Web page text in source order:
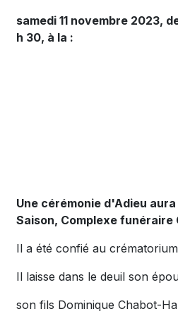
samedi 11 novembre 2023,
h 30, à la :
Une cérémonie d'Adieu aura
Saison, Complexe funéraire
Il a été confié au
Il laisse dans le deuil son
son fils Dominique Chabot-